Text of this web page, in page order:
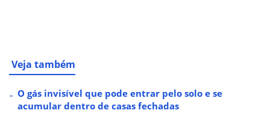
Veja também
O gás invisível que pode entrar pelo solo e se
acumular dentro de casas fechadas